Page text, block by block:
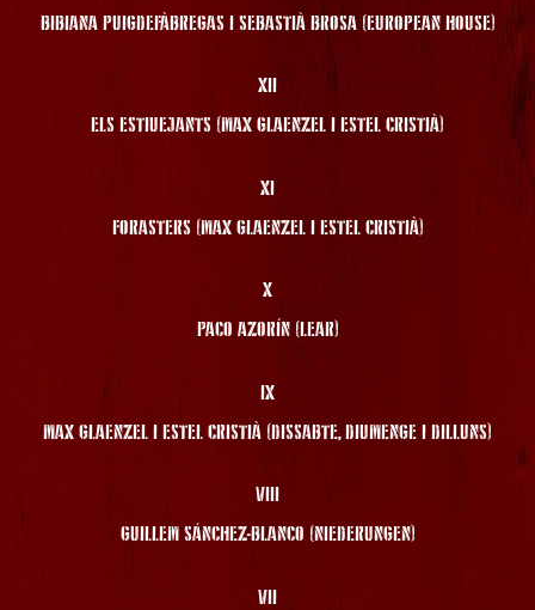
BIBIANA PUIGDEFÀBREGAS I SEBASTIÀ BROSA (EUROPEAN HOUSE)
XII
ELS ESTIUEJANTS (MAX GLAENZEL I ESTEL CRISTIÀ)
XI
FORASTERS (MAX GLAENZEL I ESTEL CRISTIÀ)
X
PACO AZORÍN (LEAR)
IX
MAX GLAENZEL I ESTEL CRISTIÀ (DISSABTE, DIUMENGE I DILLUNS)
VIII
GUILLEM SÁNCHEZ-BLANCO (NIEDERUNGEN)
VII